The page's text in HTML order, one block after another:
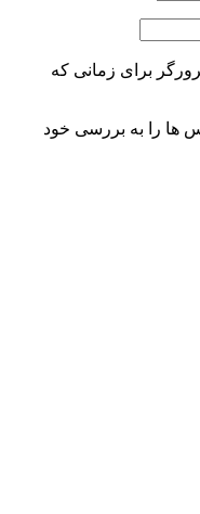
برای زمانی که
ها را به بررسی خود